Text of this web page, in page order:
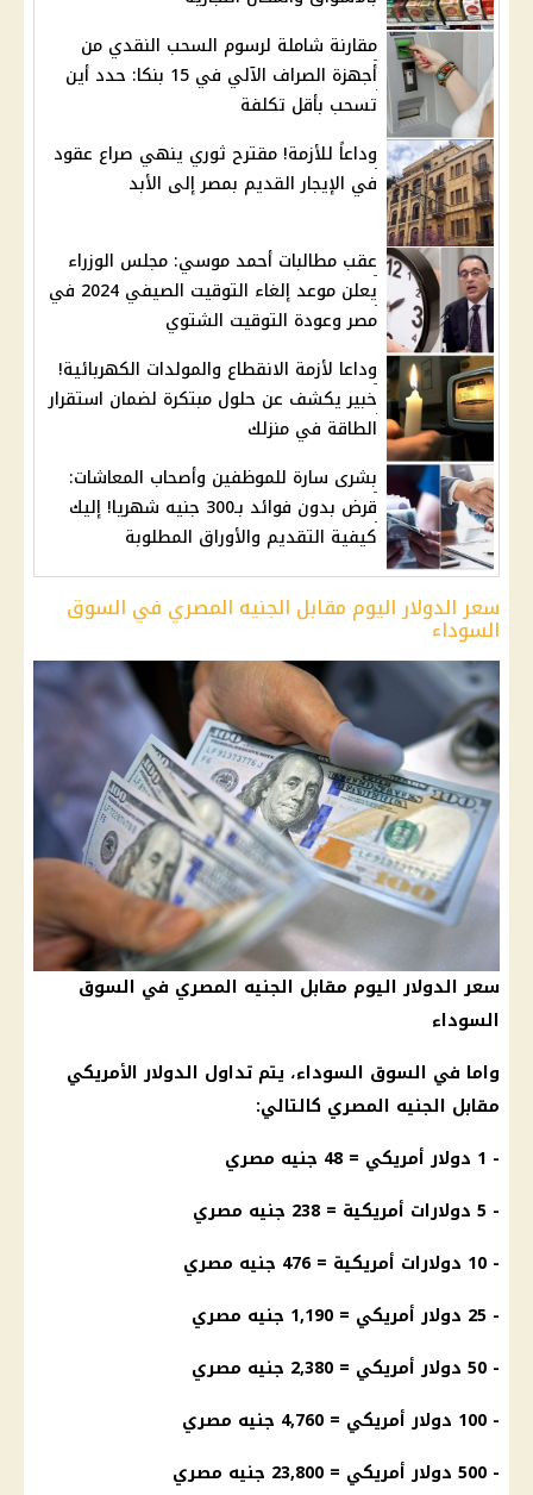
مقارنة شاملة لرسوم السحب النقدي من
أجهزة الصراف الآلي في 15 بنكا: حدد أين
تسحب بأقل تكلفة
وداعاً للأزمة! مقترح ثوري ينهي صراع عقود
في الإيجار القديم بمصر إلى الأبد
عقب مطالبات أحمد موسي: مجلس الوزراء
يعلن موعد إلغاء التوقيت الصيفي 2024 في
مصر وعودة التوقيت الشتوي
وداعا لأزمة الانقطاع والمولدات الكهربائية!
خبير يكشف عن حلول مبتكرة لضمان استقرار
الطاقة في منزلك
بشرى سارة للموظفين وأصحاب المعاشات:
قرض بدون فوائد بـ300 جنيه شهريا! إليك
كيفية التقديم والأوراق المطلوبة
سعر الدولار اليوم مقابل الجنيه المصري في السوق
السوداء
سعر الدولار اليوم مقابل الجنيه المصري في السوق
السوداء
واما في السوق السوداء، يتم تداول الدولار الأمريكي
مقابل الجنيه المصري كالتالي:
- 1 دولار أمريكي = 48 جنيه مصري
- 5 دولارات أمريكية = 238 جنيه مصري
- 10 دولارات أمريكية = 476 جنيه مصري
- 25 دولار أمريكي = 1,190 جنيه مصري
- 50 دولار أمريكي = 2,380 جنيه مصري
- 100 دولار أمريكي = 4,760 جنيه مصري
- 500 دولار أمريكي = 23,800 جنيه مصري